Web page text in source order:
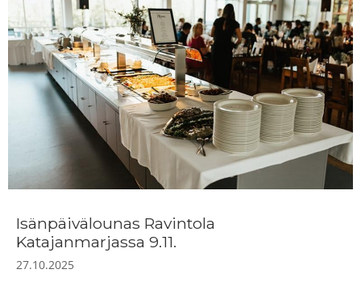
Isänpäivälounas Ravintola
Katajanmarjassa 9.11.
27.10.2025